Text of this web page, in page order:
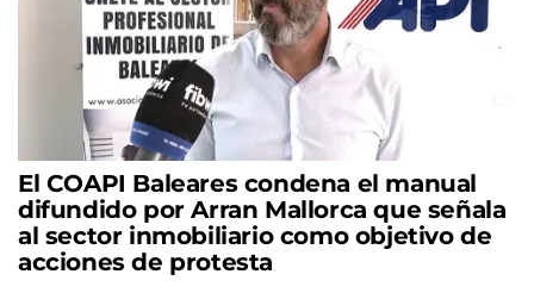
El COAPI Baleares condena el manual
difundido por Arran Mallorca que señala
al sector inmobiliario como objetivo de
acciones de protesta